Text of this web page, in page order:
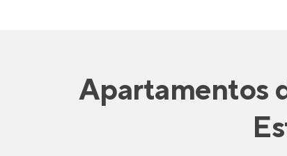
Apartamentos